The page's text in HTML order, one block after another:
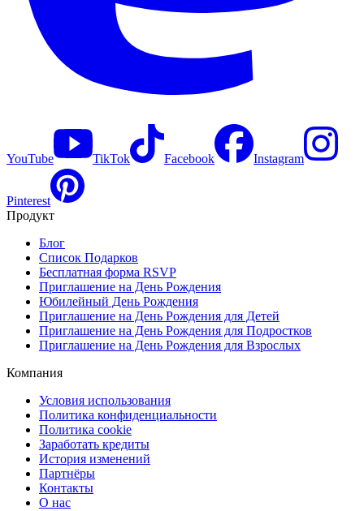
YouTube TikTok Facebook Instagram
Pinterest
Продукт
Блог
Список Подарков
Бесплатная форма RSVP
Приглашение на День Рождения
Юбилейный День Рождения
Приглашение на День Рождения для Детей
Приглашение на День Рождения для Подростков
Приглашение на День Рождения для Взрослых
Компания
Условия использования
Политика конфиденциальности
Политика cookie
Заработать кредиты
История изменений
Партнёры
Контакты
О нас